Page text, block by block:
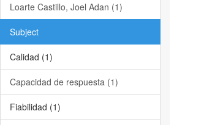
Loarte Castillo, Joel Adan (1)
Subject
Calidad (1)
Capacidad de respuesta (1)
Fiabilidad (1)